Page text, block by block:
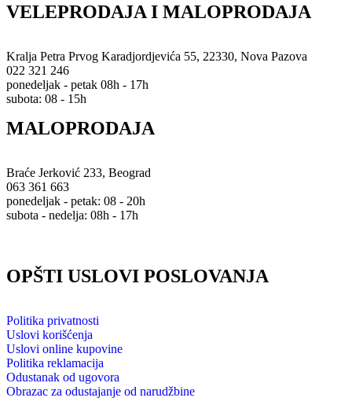
VELEPRODAJA I MALOPRODAJA
Kralja Petra Prvog Karadjordjevića 55, 22330, Nova Pazova
022 321 246
ponedeljak - petak 08h - 17h
subota: 08 - 15h
MALOPRODAJA
Braće Jerković 233, Beograd
063 361 663
ponedeljak - petak: 08 - 20h
subota - nedelja: 08h - 17h
OPŠTI USLOVI POSLOVANJA
Politika privatnosti
Uslovi korišćenja
Uslovi online kupovine
Politika reklamacija
Odustanak od ugovora
Obrazac za odustajanje od narudžbine